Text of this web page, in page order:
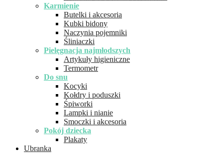
Karmienie
Butelki i akcesoria
Kubki bidony
Naczynia pojemniki
Śliniaczki
Pielęgnacja najmłodszych
Artykuły higieniczne
Termometr
Do snu
Kocyki
Kołdry i poduszki
Śpiworki
Lampki i nianie
Smoczki i akcesoria
Pokój dziecka
Plakaty
Ubranka